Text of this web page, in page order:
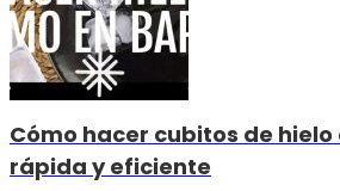
Cómo hacer cubitos de hielo
rápida y eficiente